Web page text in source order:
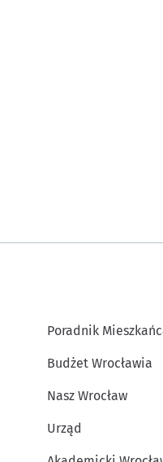
Poradnik
Budżet Wrocławia
Nasz Wrocław
Urząd